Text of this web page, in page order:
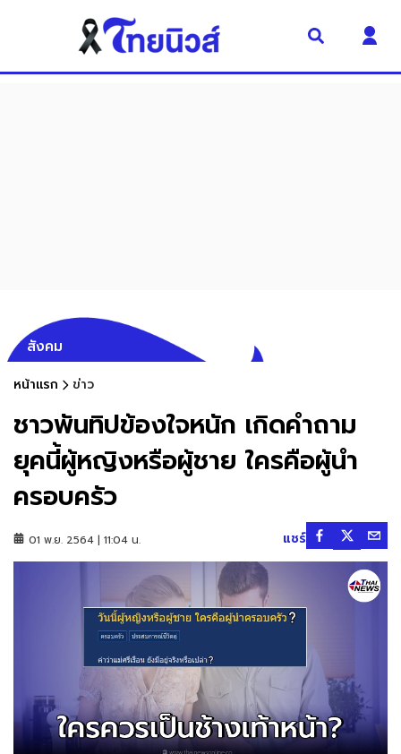
สังคม
หน้าแรก ข่าว
ชาวพันทิปข้องใจหนัก เกิดคำถาม
ยุคนี้ผู้หญิงหรือผู้ชาย ใครคือผู้นำ
ครอบครัว
01 พ.ย. 2564 | 11:04 น. แชร์